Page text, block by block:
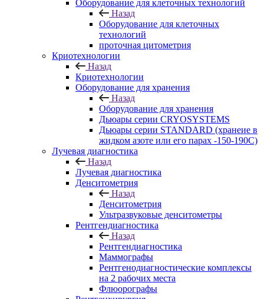
Оборудование для клеточных технологий
Назад
Оборудование для клеточных
технологий
проточная цитометрия
Криотехнологии
Назад
Криотехнологии
Оборудование для хранения
Назад
Оборудование для хранения
Дьюары серии CRYOSYSTEMS
Дьюары серии STANDARD (хранеие в
жидком азоте или его парах -150-190С)
Лучевая диагностика
Назад
Лучевая диагностика
Денситометрия
Назад
Денситометрия
Ультразвуковые денситометры
Рентгендиагностика
Назад
Рентгендиагностика
Маммографы
Рентгенодиагностические комплексы
на 2 рабочих места
Флюорографы